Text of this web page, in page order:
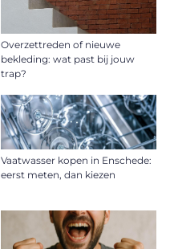
Overzettreden of nieuwe
bekleding: wat past bij jouw
trap?
Vaatwasser kopen in Enschede:
eerst meten, dan kiezen